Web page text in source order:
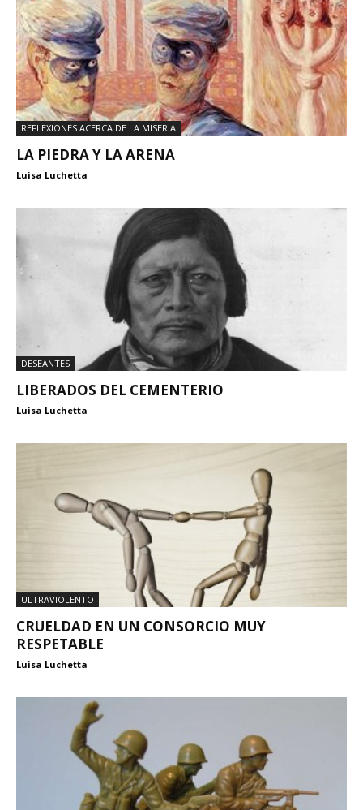
REFLEXIONES ACERCA DE LA MISERIA
LA PIEDRA Y LA ARENA
Luisa Luchetta
DESEANTES
LIBERADOS DEL CEMENTERIO
Luisa Luchetta
ULTRAVIOLENTO
CRUELDAD EN UN CONSORCIO MUY
RESPETABLE
Luisa Luchetta